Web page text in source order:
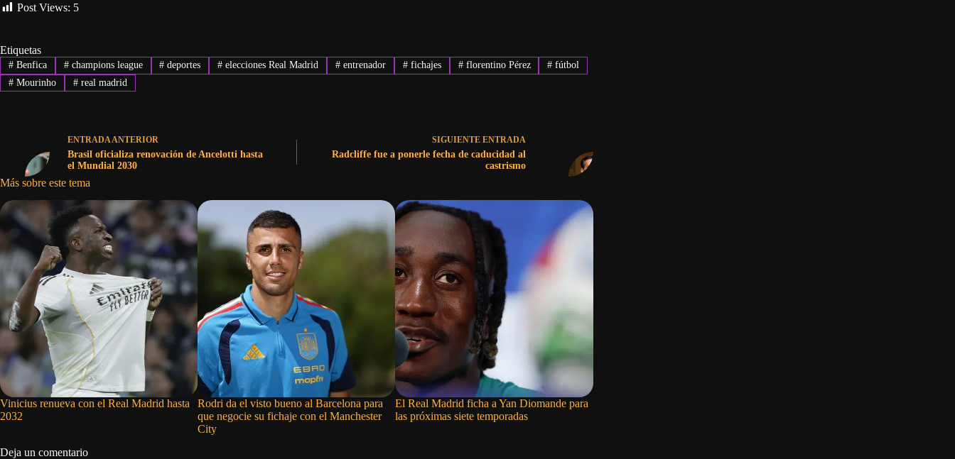
Post Views: 5
Etiquetas
#Benfica #champions league # deportes # elecciones Real Madrid # entrenador #fichajes #florentino Pérez # fútbol
#Mourinho #real madrid
ENTRADA ANTERIOR
Brasil oficializa renovación de Ancelotti hasta
el Mundial 2030
SIGUIENTE ENTRADA
Radcliffe fue a ponerle fecha de caducidad al
castrismo
Más sobre este tema
Vinicius renueva con el Real Madrid hasta
2032
Rodri da el visto bueno al Barcelona para
que negocie su fichaje con el Manchester
City
El Real Madrid ficha a Yan Diomande para
las próximas siete temporadas
Deja un comentario